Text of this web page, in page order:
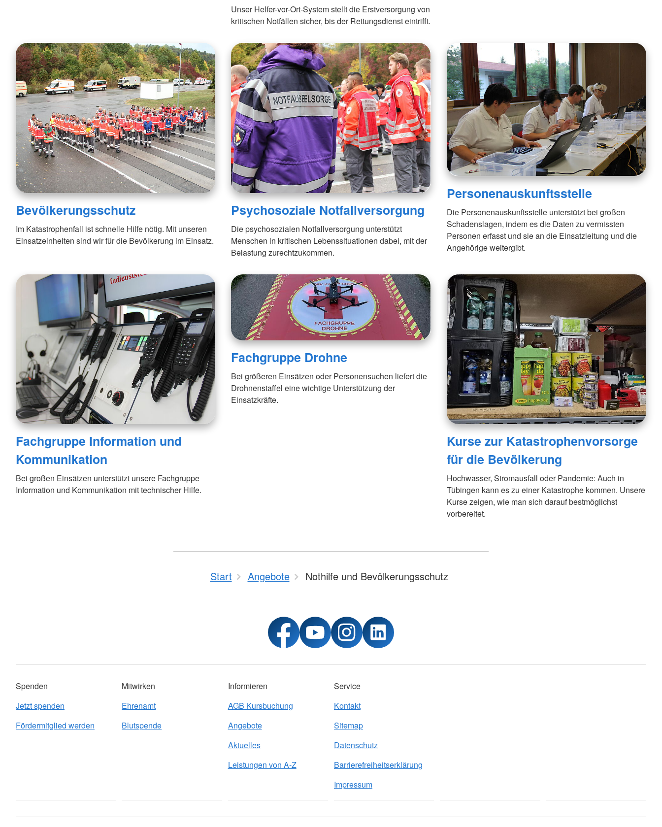
Unser Helfer-vor-Ort-System stellt die Erstversorgung von
kritischen Notfällen sicher, bis der Rettungsdienst eintrifft.
Bevölkerungsschutz
Im Katastrophenfall ist schnelle Hilfe nötig. Mit unseren
Einsatzeinheiten sind wir für die Bevölkerung im Einsatz.
Psychosoziale Notfallversorgung
Die psychosozialen Notfallversorgung unterstützt
Menschen in kritischen Lebenssituationen dabei, mit der
Belastung zurechtzukommen.
Personenauskunftsstelle
Die Personenauskunftsstelle unterstützt bei großen
Schadenslagen, indem es die Daten zu vermissten
Personen erfasst und sie an die Einsatzleitung und die
Angehörige weitergibt.
Fachgruppe Information und
Kommunikation
Bei großen Einsätzen unterstützt unsere Fachgruppe
Information und Kommunikation mit technischer Hilfe.
Fachgruppe Drohne
Bei größeren Einsätzen oder Personensuchen liefert die
Drohnenstaffel eine wichtige Unterstützung der
Einsatzkräfte.
Kurse zur Katastrophenvorsorge
für die Bevölkerung
Hochwasser, Stromausfall oder Pandemie: Auch in
Tübingen kann es zu einer Katastrophe kommen. Unsere
Kurse zeigen, wie man sich darauf bestmöglichst
vorbereitet.
Start Angebote Nothilfe und Bevölkerungsschutz
Spenden
Jetzt spenden
Fördermitglied werden
Mitwirken
Ehrenamt
Blutspende
Informieren
AGB Kursbuchung
Angebote
Aktuelles
Leistungen von A-Z
Service
Kontakt
Sitemap
Datenschutz
Barrierefreiheitserklärung
Impressum